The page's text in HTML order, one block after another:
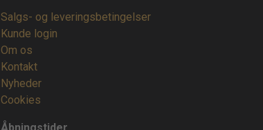
Salgs- og leveringsbetingelser
Kunde login
Om os
Kontakt
Nyheder
Cookies